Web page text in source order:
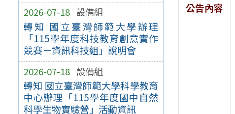
2026-07-18 設備組
轉知 國立臺灣師範大學辦理
「115學年度科技教育創意實作
競賽－資訊科技組」說明會
2026-07-18 設備組
轉知 國立臺灣師範大學科學教育
中心辦理「115學年度國中自然
科學生物實驗營」活動資訊
公告內容